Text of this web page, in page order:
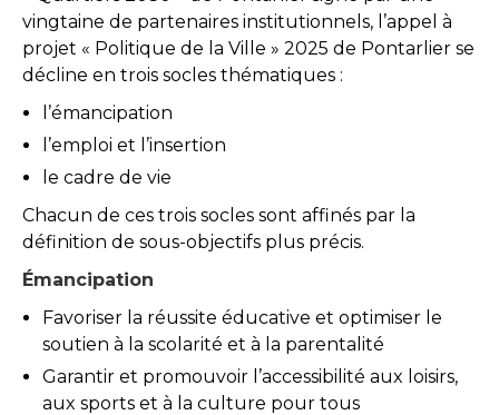
vingtaine de partenaires institutionnels, l’appel à
projet « Politique de la Ville » 2025 de Pontarlier se
décline en trois socles thématiques :
l’émancipation
l’emploi et l’insertion
le cadre de vie
Chacun de ces trois socles sont affinés par la
définition de sous-objectifs plus précis.
Émancipation
Favoriser la réussite éducative et optimiser le
soutien à la scolarité et à la parentalité
Garantir et promouvoir l’accessibilité aux loisirs,
aux sports et à la culture pour tous